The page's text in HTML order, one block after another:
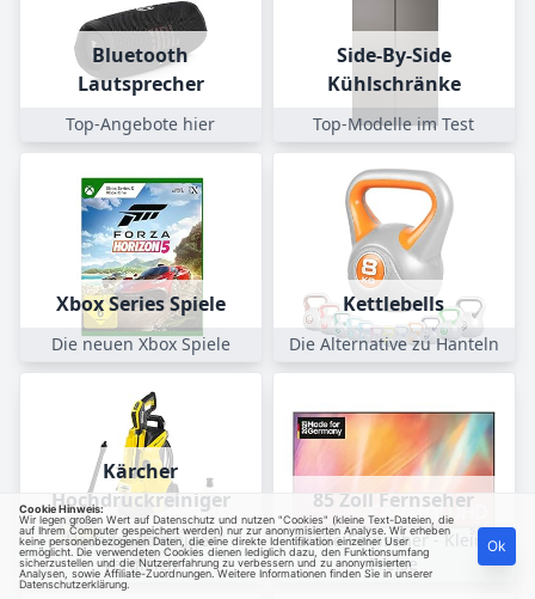
Bluetooth
Lautsprecher
Top-Angebote hier
Side-By-Side
Kühlschränke
Top-Modelle im Test
Xbox Series Spiele
Die neuen Xbox Spiele
Kettlebells
Die Alternative zu Hanteln
Kärcher
Hochdruckreiniger
Hochdruckreiniger
Vergleich
85 Zoll Fernseher
Große Fernseher - Kleine
Preise
Cookie Hinweis:
Wir legen großen Wert auf Datenschutz und nutzen "Cookies" (kleine Text-Dateien, die
auf Ihrem Computer gespeichert werden) nur zur anonymisierten Analyse. Wir erheben
keine personenbezogenen Daten, die eine direkte Identifikation einzelner User
ermöglicht. Die verwendeten Cookies dienen lediglich dazu, den Funktionsumfang
sicherzustellen und die Nutzererfahrung zu verbessern und zu anonymisierten
Analysen, sowie Affiliate-Zuordnungen. Weitere Informationen finden Sie in unserer
Datenschutzerklärung
Ok